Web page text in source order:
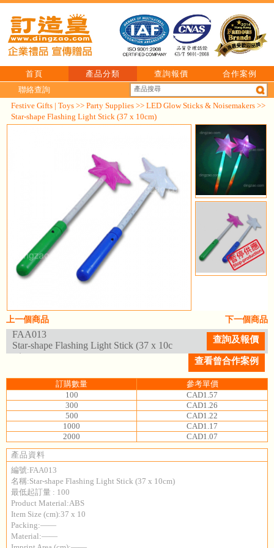
首頁 產品分類 查詢報價
合作案例
聯絡查詢
Festive Gifts | Toys >> Party Supplies >> LED Glow Sticks & Noisemakers >>
Star-shape Flashing Light Stick (37 x 10cm)
下一個商品
上一個商品
FAA013
Star-shape Flashing Light Stick (37 x 10c
m)
查詢及報價
查看曾合作案例
訂購數量
參考單價
100
CAD1.57
300
CAD1.26
500
CAD1.22
1000
CAD1.17
2000
CAD1.07
產品資料
編號:FAA013
名稱:Star-shape Flashing Light Stick (37 x 10cm)
最低起訂量 : 100
Product Material:ABS
Item Size (cm):37 x 10
Packing:——
Material:——